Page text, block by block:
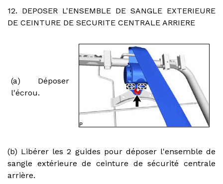
12. DEPOSER L'ENSEMBLE DE SANGLE EXTERIEURE
DE CEINTURE DE SECURITE CENTRALE ARRIERE
(a) Déposer
l'écrou.
(b) Libérer les 2 guides pour déposer l'ensemble de
sangle extérieure de ceinture de sécurité centrale
arrière.